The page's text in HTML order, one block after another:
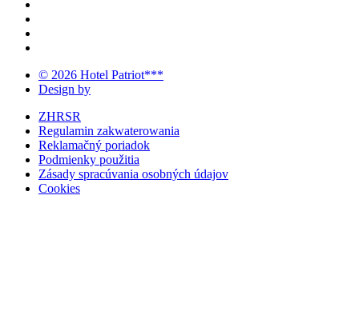
© 2026 Hotel Patriot***
Design by
ZHRSR
Regulamin zakwaterowania
Reklamačný poriadok
Podmienky použitia
Zásady spracúvania osobných údajov
Cookies